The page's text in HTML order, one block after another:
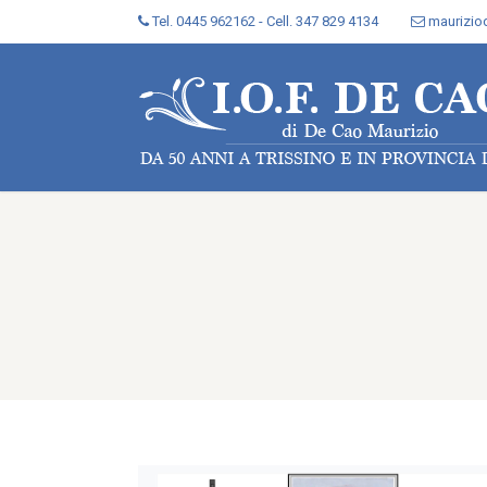
Tel. 0445 962162 - Cell. 347 829 4134